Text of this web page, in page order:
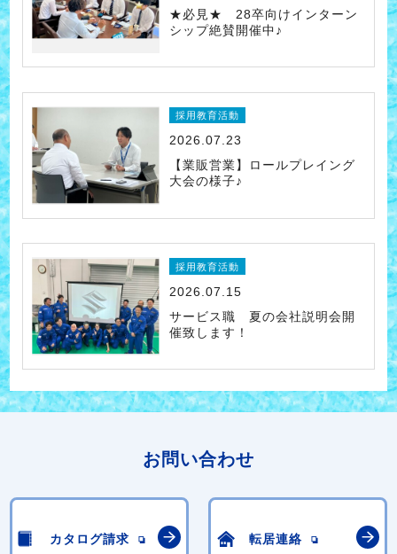
★必見★ 28卒向けインターン
シップ絶賛開催中♪
採用教育活動
2026.07.23
【業販営業】ロールプレイング
大会の様子♪
採用教育活動
2026.07.15
サービス職 夏の会社説明会開
催致します！
お問い合わせ
カタログ請求 転居連絡